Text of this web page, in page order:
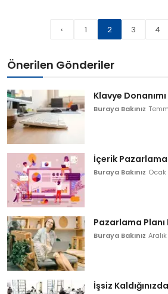
‹ 1 2 3 4
Önerilen Gönderiler
Klavye
Buraya Bakınız
İçerik
Buraya Bakınız Ocak
Pazarlama Planı
Buraya Bakınız
İşsiz